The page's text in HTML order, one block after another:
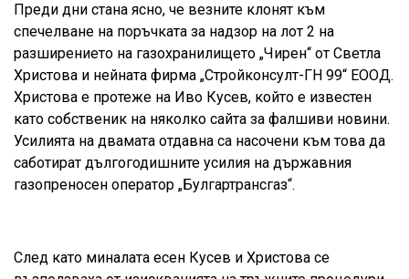
Преди дни стана ясно, че везните клонят към
спечелване на поръчката за надзор на лот 2 на
разширението на газохранилището „Чирен“ от Светла
Христова и нейната фирма „Стройконсулт-ГН 99“ ЕООД.
Христова е протеже на Иво Кусев, който е известен
като собственик на няколко сайта за фалшиви новини.
Усилията на двамата отдавна са насочени към това да
саботират дългогодишните усилия на държавния
газопреносен оператор „Булгартрансгаз“.
След като миналата есен Кусев и Христова се